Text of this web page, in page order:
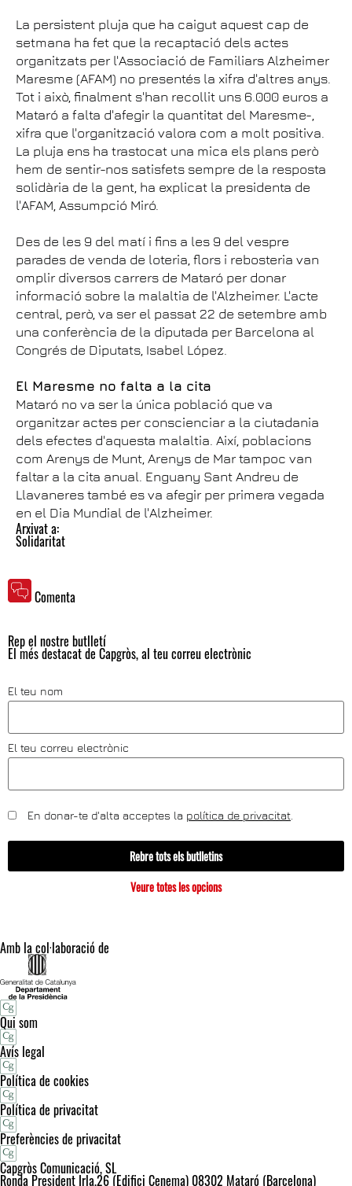
La persistent pluja que ha caigut aquest cap de
setmana ha fet que la recaptació dels actes
organitzats per l'Associació de Familiars Alzheimer
Maresme (AFAM) no presentés la xifra d'altres anys.
Tot i això, finalment s'han recollit uns 6.000 euros a
Mataró a falta d'afegir la quantitat del Maresme-,
xifra que l'organització valora com a molt positiva.
La pluja ens ha trastocat una mica els plans però
hem de sentir-nos satisfets sempre de la resposta
solidària de la gent, ha explicat la presidenta de
l'AFAM, Assumpció Miró.
Des de les 9 del matí i fins a les 9 del vespre
parades de venda de loteria, flors i rebosteria van
omplir diversos carrers de Mataró per donar
informació sobre la malaltia de l'Alzheimer. L'acte
central, però, va ser el passat 22 de setembre amb
una conferència de la diputada per Barcelona al
Congrés de Diputats, Isabel López.
El Maresme no falta a la cita
Mataró no va ser la única població que va
organitzar actes per conscienciar a la ciutadania
dels efectes d'aquesta malaltia. Així, poblacions
com Arenys de Munt, Arenys de Mar tampoc van
faltar a la cita anual. Enguany Sant Andreu de
Llavaneres també es va afegir per primera vegada
en el Dia Mundial de l'Alzheimer.
Arxivat a:
Solidaritat
Comenta
Rep el nostre butlletí
El més destacat de Capgròs, al teu correu electrònic
El teu nom
El teu correu electrònic
En donar-te d'alta acceptes la política de privacitat
Rebre tots els butlletins
Veure totes les opcions
Amb la col·laboració de
Qui som
Avís legal
Política de cookies
Política de privacitat
Preferències de privacitat
Capgròs Comunicació, SL
Ronda President Irla,26 (Edifici Cenema) 08302 Mataró (Barcelona)